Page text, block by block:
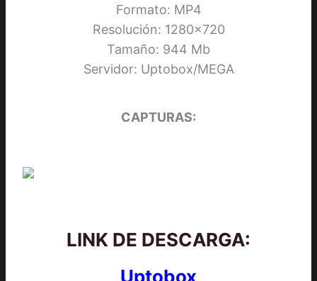
Formato: MP4
Resolución: 1280×720
Tamaño: 944 Mb
Servidor: Uptobox/MEGA
CAPTURAS:
LINK DE DESCARGA: